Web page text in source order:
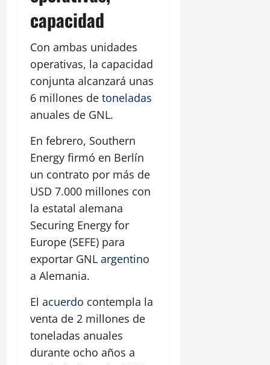
capacidad
Con ambas unidades
operativas, la capacidad
conjunta alcanzará unas
6 millones de toneladas
anuales de GNL.
En febrero, Southern
Energy firmó en Berlín
un contrato por más de
USD 7.000 millones con
la estatal alemana
Securing Energy for
Europe (SEFE) para
exportar GNL argentino
a Alemania.
El acuerdo contempla la
venta de 2 millones de
toneladas anuales
durante ocho años a